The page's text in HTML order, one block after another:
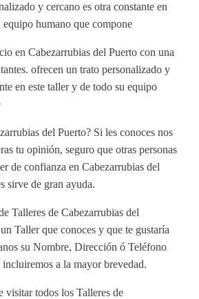
y cercano es otra constante en
equipo humano que compone
en Cabezarrubias del Puerto con una
ofrecen un trato personalizado y
en este taller y de todo su equipo
del Puerto? Si les conoces nos
tu opinión, seguro que otras personas
de confianza en Cabezarrubias del
sirve de gran ayuda.
Talleres de Cabezarrubias del
Taller que conoces y que te gustaría
su Nombre, Dirección ó Teléfono
a la mayor brevedad.
visitar todos los Talleres de